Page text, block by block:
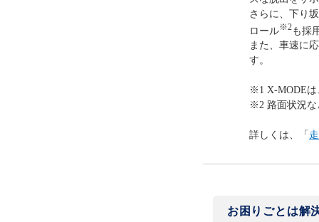
さらに、下り
ロール※2も採
また、車速に
す。
※1 X-MODEは
※2 路面状況な
詳しくは、「
お困りごとは解